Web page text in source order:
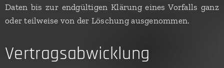
Daten bis zur endgültigen Klärung eines Vorfalls ganz
oder teilweise von der Löschung ausgenommen.
Vertragsabwicklung